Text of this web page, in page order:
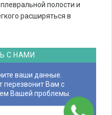
полости и
расширяться в
С НАМИ
ваши данные.
перезвонит Вам с
Вашей проблемы.